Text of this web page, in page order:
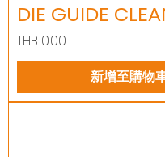
DIE GUIDE
價格
THB 0.00
新增至購物